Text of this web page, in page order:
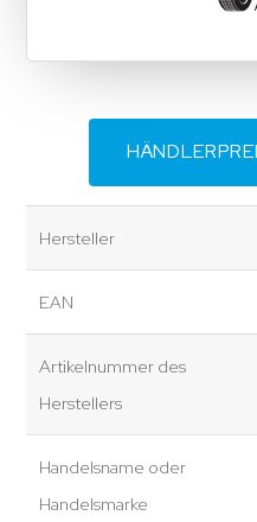
Hersteller
EAN
Artikelnummer des
Herstellers
Handelsname oder
Handelsmarke